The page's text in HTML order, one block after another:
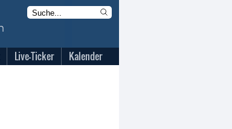
Live-Ticker Kalender